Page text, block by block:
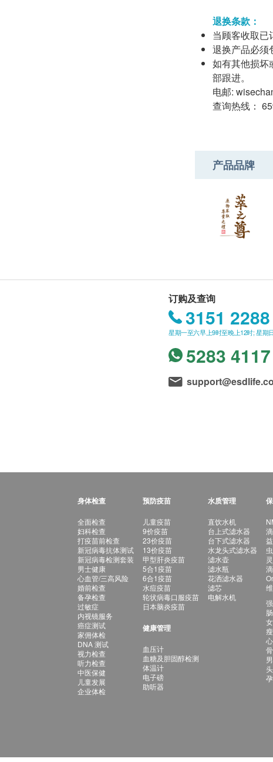
退换条款：
当顾客收取已
退换产品必须
如有其他损坏
部跟进。
电邮:
查询热线：
产品品牌
订购及查询
3151 2288
星期一至六早上9时至晚上12时; 星期
5283 4117
身体检查
全面检查
妇科检查
打疫苗前检查
新冠病毒抗体测试
新冠病毒检测套装
男士健康
心血管/三高风险
婚前检查
备孕检查
过敏症
内视镜服务
癌症测试
家佣体检
DNA 测试
视力检查
听力检查
中医保健
儿童发展
企业体检
预防疫苗
儿童疫苗
9价疫苗
23价疫苗
13价疫苗
甲型肝炎疫苗
5合1疫苗
6合1疫苗
水痘疫苗
轮状病毒口服疫苗
日本脑炎疫苗
健康管理
血压计
血糖及胆固醇检测
体温计
电子磅
助听器
水质管理
直饮水机
台上式滤水器
台下式滤水器
水龙头式滤水器
滤水壶
滤水瓶
花洒滤水器
滤芯
电解水机